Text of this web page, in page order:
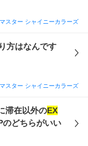
スター シャイニーカラーズ
方はなんです
スター シャイニーカラーズ
滞在以外のEX
のどちらがいい